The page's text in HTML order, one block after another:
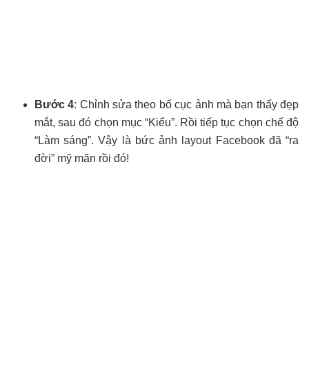
Bước 4: Chỉnh sửa theo bố cục ảnh mà bạn thấy đẹp
mắt, sau đó chọn mục “Kiểu”. Rồi tiếp tục chọn chế độ
“Làm sáng”. Vậy là bức ảnh layout Facebook đã “ra
đời” mỹ mãn rồi đó!